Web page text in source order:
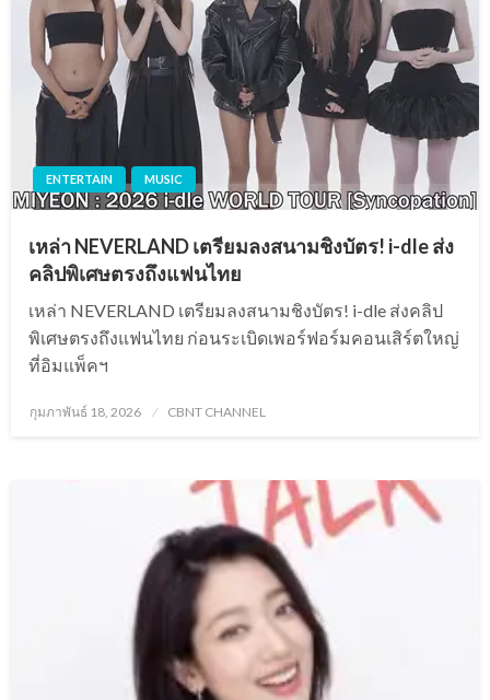
ENTERTAIN MUSIC
เหล่า NEVERLAND เตรียมลงสนามชิงบัตร! i-dle ส่ง
คลิปพิเศษตรงถึงแฟนไทย
เหล่า NEVERLAND เตรียมลงสนามชิงบัตร! i-dle ส่งคลิป
พิเศษตรงถึงแฟนไทย ก่อนระเบิดเพอร์ฟอร์มคอนเสิร์ตใหญ่
ที่อิมแพ็คฯ
Posted
กุมภาพันธ์ 18, 2026 CBNT CHANNEL